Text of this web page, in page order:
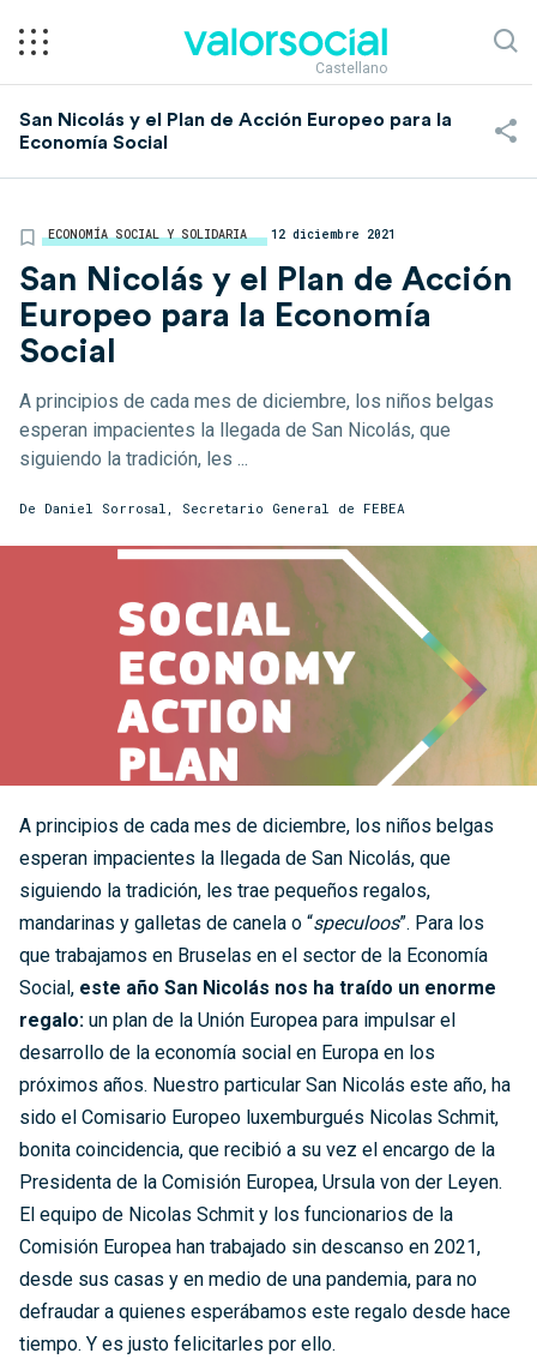
Castellano
San Nicolás y el Plan de Acción Europeo para la
Economía Social
ECONOMÍA SOCIAL Y SOLIDARIA 12 diciembre 2021
San Nicolás y el Plan de Acción
Europeo para la Economía
Social
A principios de cada mes de diciembre, los niños belgas
esperan impacientes la llegada de San Nicolás, que
siguiendo la tradición, les ...
De Daniel Sorrosal, Secretario General de FEBEA
A principios de cada mes de diciembre, los niños belgas
esperan impacientes la llegada de San Nicolás, que
siguiendo la tradición, les trae pequeños regalos,
mandarinas y galletas de canela o “speculoos”. Para los
que trabajamos en Bruselas en el sector de la Economía
Social, este año San Nicolás nos ha traído un enorme
regalo: un plan de la Unión Europea para impulsar el
desarrollo de la economía social en Europa en los
próximos años. Nuestro particular San Nicolás este año, ha
sido el Comisario Europeo luxemburgués Nicolas Schmit,
bonita coincidencia, que recibió a su vez el encargo de la
Presidenta de la Comisión Europea, Ursula von der Leyen.
El equipo de Nicolas Schmit y los funcionarios de la
Comisión Europea han trabajado sin descanso en 2021,
desde sus casas y en medio de una pandemia, para no
defraudar a quienes esperábamos este regalo desde hace
tiempo. Y es justo felicitarles por ello.